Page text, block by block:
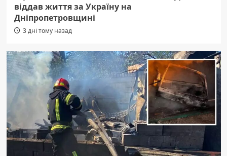
віддав життя за Україну на
Дніпропетровщині
3 дні тому назад